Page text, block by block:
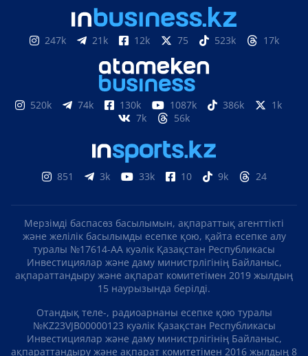
247k 21k 12k 75 523k 17k
520k 74k 130k 1087k 386k
1k
7k
56k
851 3k 33k 10 9k 24
Мерзімді баспасөз басылымын, ақпараттық агенттікті
және желілік басылымды есепке қою, қайта есепке алу
туралы №17614-АА куәлік Қазақстан Республикасы
Инвестициялар және даму министрлігінің Байланыс,
ақпараттандыру және ақпарат комитетімен 2019 жылдың
15 наурызында берілді.
Отандық теле-, радиоарнаны есепке қою туралы
№KZ23VJB00000123 куәлік Қазақстан Республикасы
Инвестициялар және даму министрлігінің Байланыс,
ақпараттандыру және ақпарат комитетімен 2016 жылдың 8